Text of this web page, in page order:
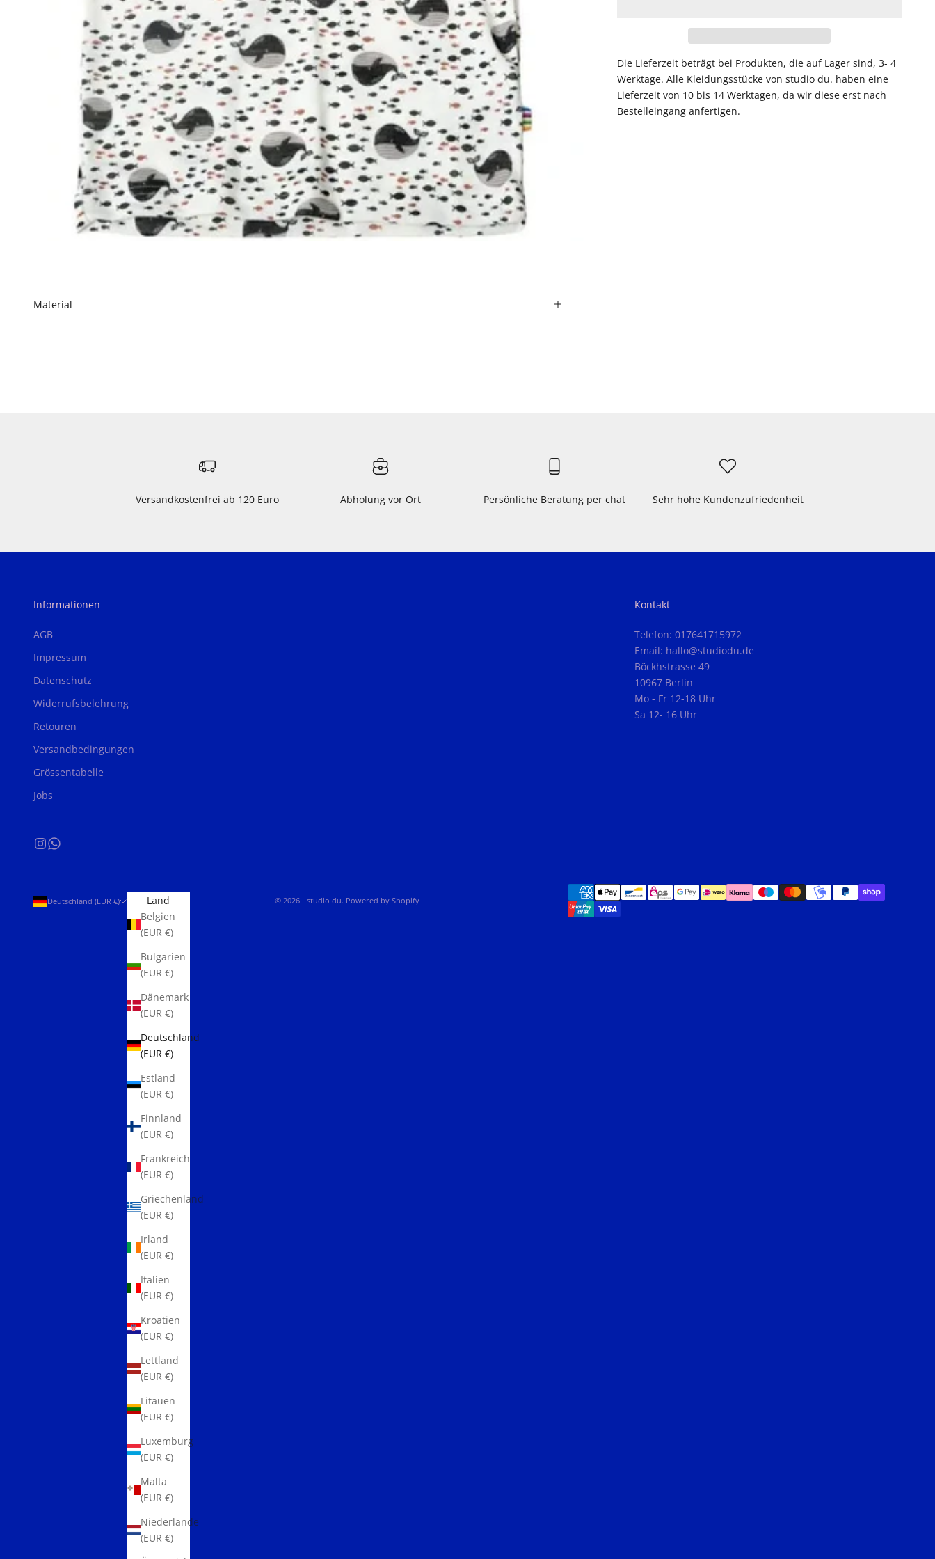
Die Lieferzeit beträgt bei Produkten, die auf Lager sind, 3- 4
Werktage. Alle Kleidungsstücke von studio du. haben eine
Lieferzeit von 10 bis 14 Werktagen, da wir diese erst nach
Bestelleingang anfertigen.
Material
Versandkostenfrei ab 120 Euro Abholung vor Ort Persönliche Beratung per chat Sehr hohe Kundenzufriedenheit
Informationen
AGB
Impressum
Datenschutz
Widerrufsbelehrung
Retouren
Versandbedingungen
Grössentabelle
Jobs
Kontakt
Telefon: 017641715972
Email: hallo@studiodu.de
Böckhstrasse 49
10967 Berlin
Mo - Fr 12-18 Uhr
Sa 12- 16 Uhr
Deutschland (EUR €)
Land
Belgien
(EUR €)
Bulgarien
(EUR €)
Dänemark
(EUR €)
Deutschland
(EUR €)
Estland
(EUR €)
Finnland
(EUR €)
Frankreich
(EUR €)
Griechenland
(EUR €)
Irland
(EUR €)
Italien
(EUR €)
Kroatien
(EUR €)
Lettland
(EUR €)
Litauen
(EUR €)
Luxemburg
(EUR €)
Malta
(EUR €)
Niederlande
(EUR €)
© 2026 - studio du. Powered by Shopify